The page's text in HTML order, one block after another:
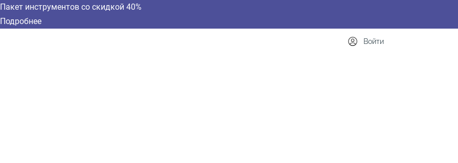
Пакет инструментов со скидкой 40%
Подробнее
Войти